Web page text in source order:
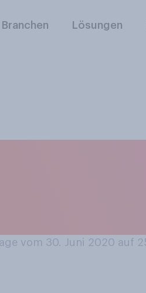
Branchen Lösungen
vom 30. Juni 2020 auf